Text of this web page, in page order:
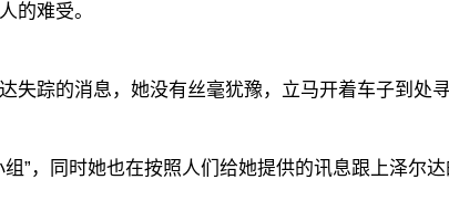
的难受。
失踪的消息，她没有丝毫犹豫，立马开着车子到处寻
”，同时她也在按照人们给她提供的讯息跟上泽尔达